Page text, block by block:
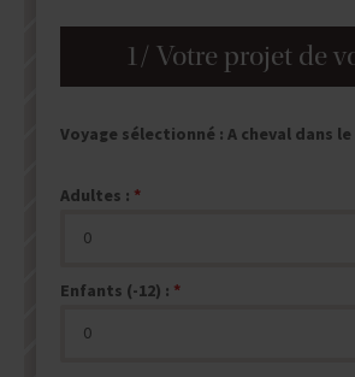
1/ Votre projet de
Voyage sélectionné : A cheval dans
Adultes :
Enfants (-12) :